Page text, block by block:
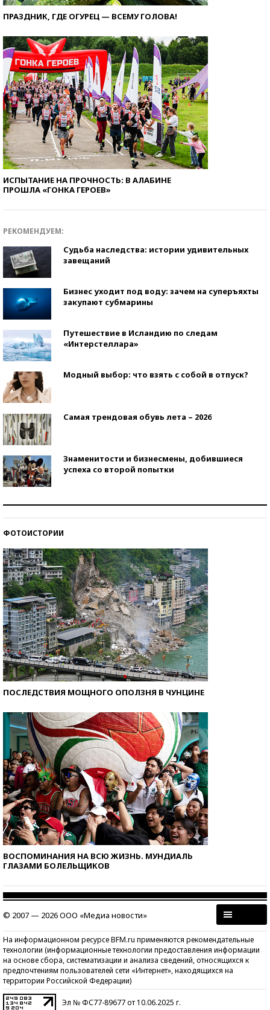
ПРАЗДНИК, ГДЕ ОГУРЕЦ — ВСЕМУ ГОЛОВА!
ИСПЫТАНИЕ НА ПРОЧНОСТЬ: В АЛАБИНЕ
ПРОШЛА «ГОНКА ГЕРОЕВ»
РЕКОМЕНДУЕМ:
Судьба наследства: истории удивительных
завещаний
Бизнес уходит под воду: зачем на суперъяхты
закупают субмарины
Путешествие в Исландию по следам
«Интерстеллара»
Модный выбор: что взять с собой в отпуск?
Самая трендовая обувь лета – 2026
Знаменитости и бизнесмены, добившиеся
успеха со второй попытки
ФОТОИСТОРИИ
ПОСЛЕДСТВИЯ МОЩНОГО ОПОЛЗНЯ В ЧУНЦИНЕ
ВОСПОМИНАНИЯ НА ВСЮ ЖИЗНЬ. МУНДИАЛЬ
ГЛАЗАМИ БОЛЕЛЬЩИКОВ
© 2007 — 2026 ООО «Медиа новости»
На информационном ресурсе BFM.ru применяются рекомендательные
технологии (информационные технологии предоставления информации
на основе сбора, систематизации и анализа сведений, относящихся к
предпочтениям пользователей сети «Интернет», находящихся на
территории Российской Федерации)
Эл № ФС77-89677 от 10.06.2025 г.